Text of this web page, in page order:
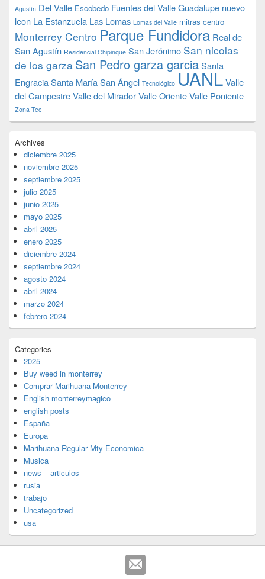
Agustín Del Valle Escobedo Fuentes del ValleGuadalupe nuevo
leon La Estanzuela Las Lomas Lomas del Valle mitras centro
Monterrey Centro Parque Fundidora Real de
San Agustín Residencial Chipinque San Jerónimo San nicolas
de los garza San Pedro garza garciaSanta
EngraciaSanta MaríaSan Ángel Tecnológico UANLValle
del CampestreValle del MiradorValle OrienteValle Poniente
Zona Tec
Archives
diciembre 2025
noviembre 2025
septiembre 2025
julio 2025
junio 2025
mayo 2025
abril 2025
enero 2025
diciembre 2024
septiembre 2024
agosto 2024
abril 2024
marzo 2024
febrero 2024
Categories
2025
Buy weed in monterrey
Comprar Marihuana Monterrey
English monterreymagico
english posts
España
Europa
Marihuana Regular Mty Economica
Musica
news – articulos
rusia
trabajo
Uncategorized
usa